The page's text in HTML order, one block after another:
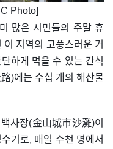
Photo]
많은 시민들의 주말 휴
지역의 고풍스러운 거
하게 먹을 수 있는 간식
)에는 수십 개의 해산물
사장(金山城市沙灘)이
기로, 매일 수천 명에서